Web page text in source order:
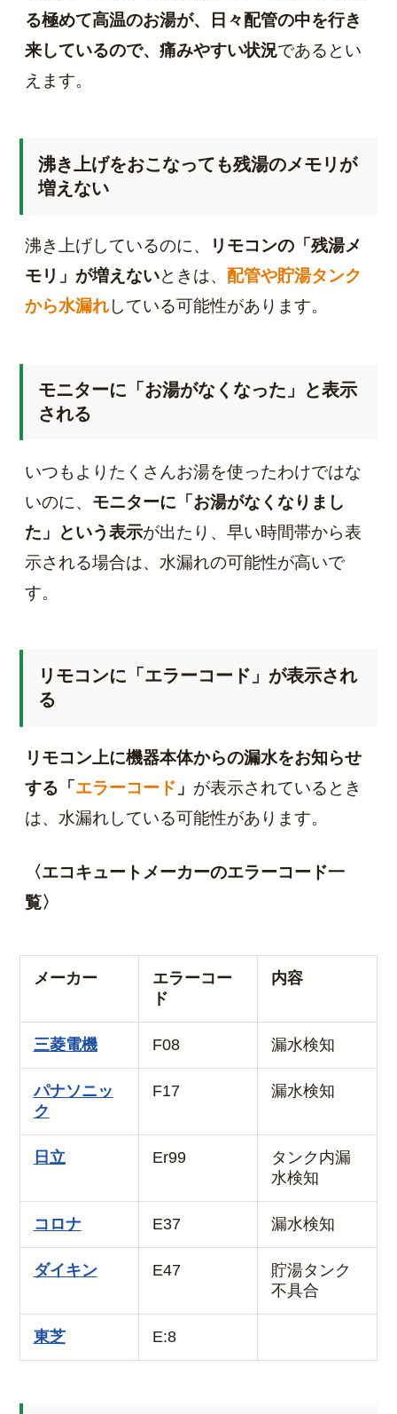
る極めて高温のお湯が、日々配管の中を行き
来しているので、痛みやすい状況であるとい
えます。
沸き上げをおこなっても残湯のメモリが
増えない
沸き上げしているのに、
リモコンの「残湯メ
モリ」が増えないときは、 配管や貯湯タンク
から水漏れしている可能性があります。
モニターに「お湯がなくなった」と表示
される
いつもよりたくさんお湯を使ったわけではな
いのに、 モニターに「お湯がなくなりまし
た」という表示が出たり、早い時間帯から表
示される場合は、水漏れの可能性が高いで
す。
リモコンに「エラーコード」が表示され
る
リモコン上に機器本体からの漏水をお知らせ
する「 エラーコード 」 が表示されているとき
は、水漏れしている可能性があります。
〈エコキュートメーカーのエラーコード一
覧〉
メーカー
エラーコー
ド
内容
三菱電機 F08 漏水検知
パナソニッ
ク
F17 漏水検知
日立 Er99
タンク内漏
水検知
コロナ E37 漏水検知
ダイキン E47
貯湯タンク
不具合
東芝 E:8